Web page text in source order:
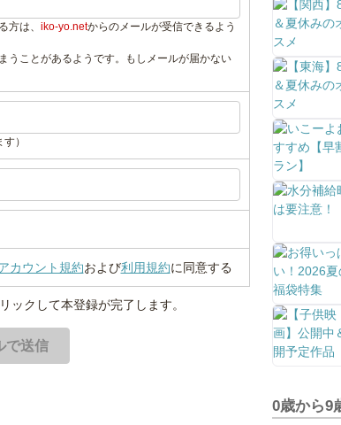
方は、 iko-yo.netからのメールが受信できるよう
うことがあるようです。もしメールが届かない
）
カウント規約および利用規約に同意する
クして本登録が完了します。
0歳から9